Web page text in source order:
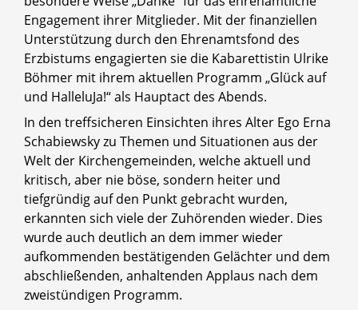
Engagement ihrer Mitglieder. Mit der finanziellen
Unterstützung durch den Ehrenamtsfond des
Erzbistums engagierten sie die Kabarettistin Ulrike
Böhmer mit ihrem aktuellen Programm „Glück auf
und HalleluJa!“ als Hauptact des Abends.
In den treffsicheren Einsichten ihres Alter Ego Erna
Schabiewsky zu Themen und Situationen aus der
Welt der Kirchengemeinden, welche aktuell und
kritisch, aber nie böse, sondern heiter und
tiefgründig auf den Punkt gebracht wurden,
erkannten sich viele der Zuhörenden wieder. Dies
wurde auch deutlich an dem immer wieder
aufkommenden bestätigenden Gelächter und dem
abschließenden, anhaltenden Applaus nach dem
zweistündigen Programm.